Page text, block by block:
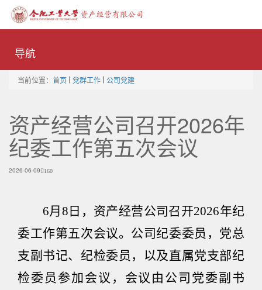
导航
当前位置： 首页 党群工作 公司党建
资产经营公司召开2026年
纪委工作第五次会议
2026-06-09 160
6月 8 日，资产经营公司召开2026年纪
委工作第五次会议。公司纪委委员，党总
支副书记、纪检委员，以及直属党支部纪
检委员参加会议，会议由公司党委副书